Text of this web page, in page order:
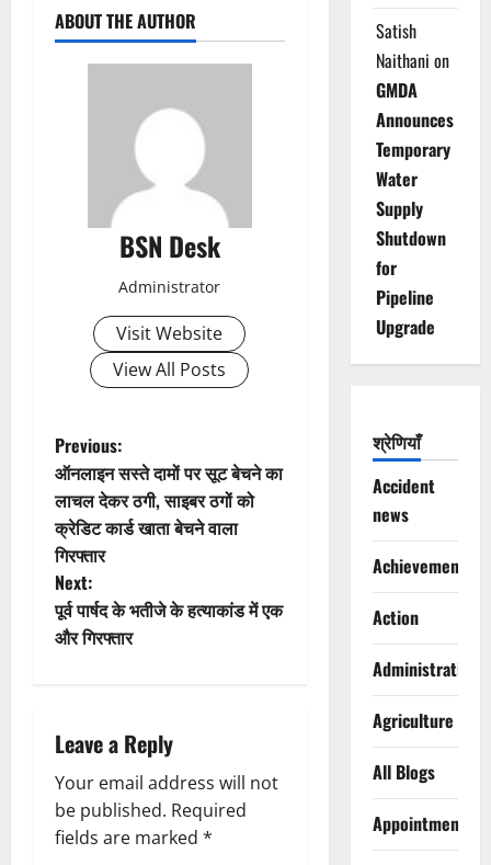
ABOUT THE AUTHOR
BSN Desk
Administrator
Visit Website
View All Posts
P
o
s
t
n
v
i
g
Previous:
ऑनलाइन सस्ते दामों पर सूट बेचने का
लाचल देकर ठगी, साइबर ठगों को
क्रेडिट कार्ड खाता बेचने वाला
गिरफ्तार
Next:
पूर्व पार्षद के भतीजे के हत्याकांड में एक
और गिरफ्तार
Leave a Reply
Your email address will not
be published. Required
fields are marked *
Satish
Naithani on
GMDA
Announces
Temporary
Water
Supply
Shutdown
for
Pipeline
Upgrade
श्रेणियाँ
Accident
news
Achievements
Action
Administration
Agriculture
All Blogs
Appointments